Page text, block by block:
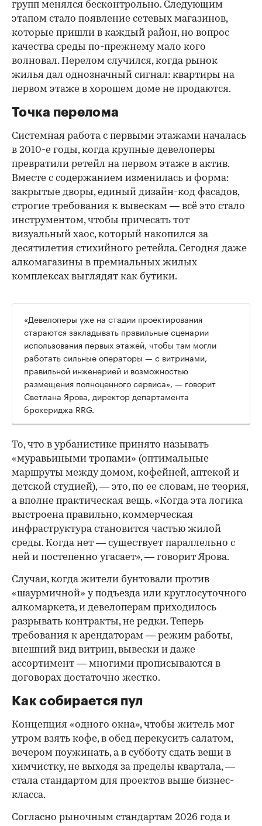
групп менялся бесконтрольно. Следующим
этапом стало появление сетевых магазинов,
которые пришли в каждый район, но вопрос
качества среды по-прежнему мало кого
волновал. Перелом случился, когда рынок
жилья дал однозначный сигнал: квартиры на
первом этаже в хорошем доме не продаются.
Точка перелома
Системная работа с первыми этажами началась
в 2010-е годы, когда крупные девелоперы
превратили ретейл на первом этаже в актив.
Вместе с содержанием изменилась и форма:
закрытые дворы, единый дизайн-код фасадов,
строгие требования к вывескам — всё это стало
инструментом, чтобы причесать тот
визуальный хаос, который накопился за
десятилетия стихийного ретейла. Сегодня даже
алкомагазины в премиальных жилых
комплексах выглядят как бутики.
00:00
«Девелоперы уже на стадии проектирования
стараются закладывать правильные сценарии
использования первых этажей, чтобы там могли
работать сильные операторы — с витринами,
правильной инженерией и возможностью
размещения полноценного сервиса», — говорит
Светлана Ярова, директор департамента
брокериджа RRG.
То, что в урбанистике принято называть
«муравьиными тропами» (оптимальные
маршруты между домом, кофейней, аптекой и
детской студией), — это, по ее словам, не теория,
а вполне практическая вещь. «Когда эта логика
выстроена правильно, коммерческая
инфраструктура становится частью жилой
среды. Когда нет — существует параллельно с
ней и постепенно угасает», — говорит Ярова.
Случаи, когда жители бунтовали против
«шаурмичной» у подъезда или круглосуточного
алкомаркета, и девелоперам приходилось
разрывать контракты, не редки. Теперь
требования к арендаторам — режим работы,
внешний вид витрин, вывески и даже
ассортимент — многими прописываются в
договорах достаточно жестко.
Как собирается пул
Концепция «одного окна», чтобы житель мог
утром взять кофе, в обед перекусить салатом,
вечером поужинать, а в субботу сдать вещи в
химчистку, не выходя за пределы квартала, —
стала стандартом для проектов выше бизнес-
класса.
Согласно рыночным стандартам 2026 года и